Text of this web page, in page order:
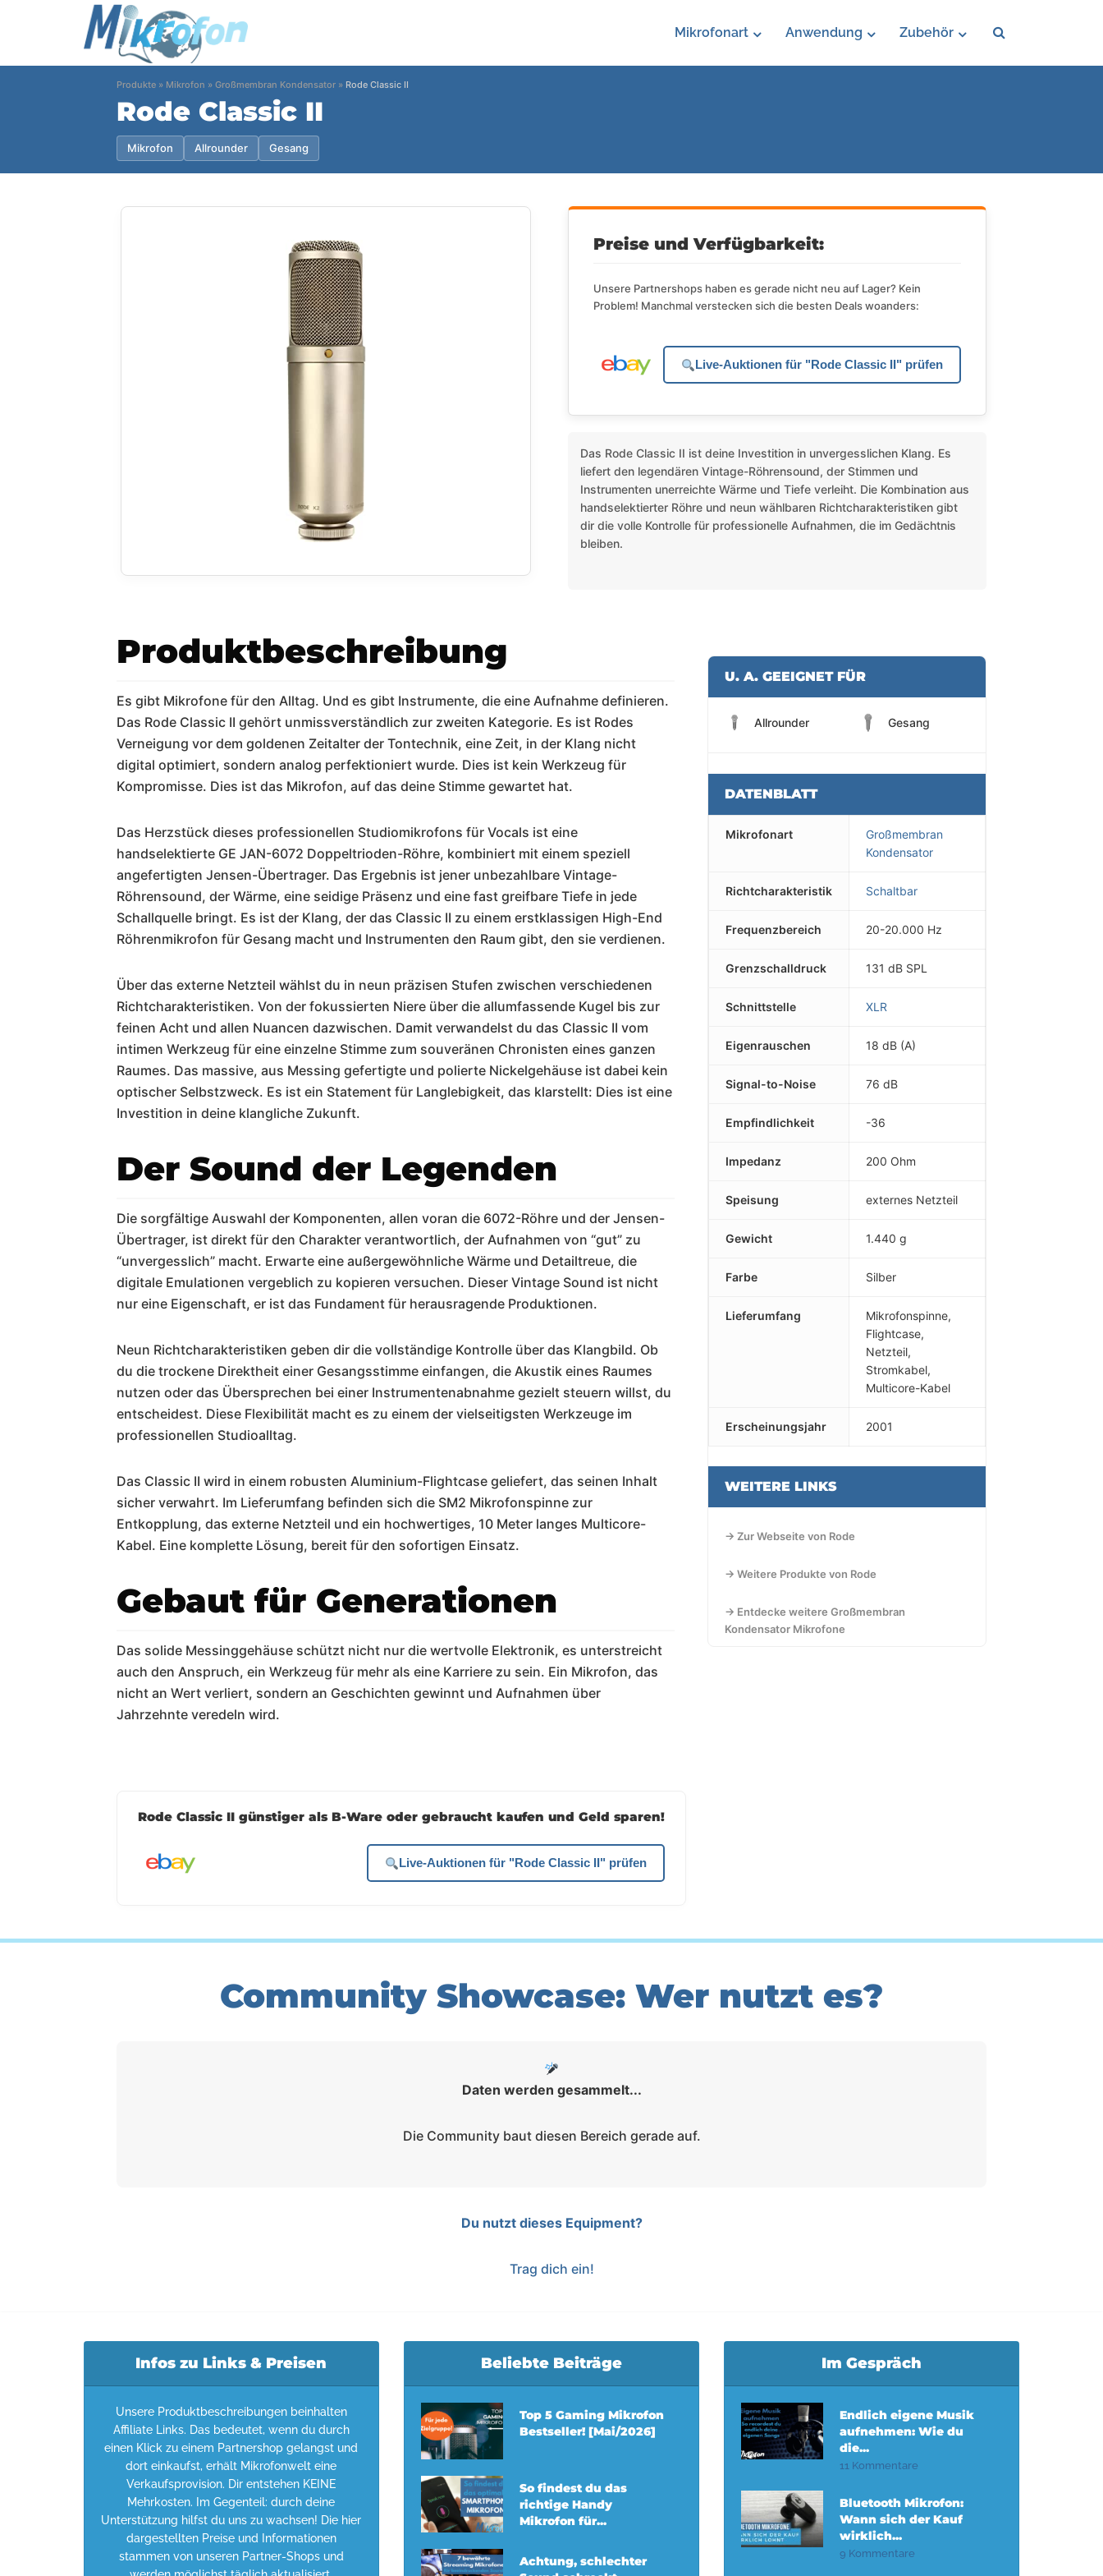
Mikrofonart Anwendung Zubehör
Produkte » Mikrofon » Großmembran Kondensator » Rode Classic II
Rode Classic II
Mikrofon Allrounder Gesang
Preise und Verfügbarkeit:
Unsere Partnershops haben es gerade nicht neu auf Lager? Kein
Problem! Manchmal verstecken sich die besten Deals woanders:
Live-Auktionen für "Rode Classic II" prüfen
Das Rode Classic II ist deine Investition in unvergesslichen Klang. Es
liefert den legendären Vintage-Röhrensound, der Stimmen und
Instrumenten unerreichte Wärme und Tiefe verleiht. Die Kombination aus
handselektierter Röhre und neun wählbaren Richtcharakteristiken gibt
dir die volle Kontrolle für professionelle Aufnahmen, die im Gedächtnis
bleiben.
Produktbeschreibung
Es gibt Mikrofone für den Alltag. Und es gibt Instrumente, die eine Aufnahme definieren.
Das Rode Classic II gehört unmissverständlich zur zweiten Kategorie. Es ist Rodes
Verneigung vor dem goldenen Zeitalter der Tontechnik, eine Zeit, in der Klang nicht
digital optimiert, sondern analog perfektioniert wurde. Dies ist kein Werkzeug für
Kompromisse. Dies ist das Mikrofon, auf das deine Stimme gewartet hat.
Das Herzstück dieses professionellen Studiomikrofons für Vocals ist eine
handselektierte GE JAN-6072 Doppeltrioden-Röhre, kombiniert mit einem speziell
angefertigten Jensen-Übertrager. Das Ergebnis ist jener unbezahlbare Vintage-
Röhrensound, der Wärme, eine seidige Präsenz und eine fast greifbare Tiefe in jede
Schallquelle bringt. Es ist der Klang, der das Classic II zu einem erstklassigen High-End
Röhrenmikrofon für Gesang macht und Instrumenten den Raum gibt, den sie verdienen.
Über das externe Netzteil wählst du in neun präzisen Stufen zwischen verschiedenen
Richtcharakteristiken. Von der fokussierten Niere über die allumfassende Kugel bis zur
feinen Acht und allen Nuancen dazwischen. Damit verwandelst du das Classic II vom
intimen Werkzeug für eine einzelne Stimme zum souveränen Chronisten eines ganzen
Raumes. Das massive, aus Messing gefertigte und polierte Nickelgehäuse ist dabei kein
optischer Selbstzweck. Es ist ein Statement für Langlebigkeit, das klarstellt: Dies ist eine
Investition in deine klangliche Zukunft.
Der Sound der Legenden
Die sorgfältige Auswahl der Komponenten, allen voran die 6072-Röhre und der Jensen-
Übertrager, ist direkt für den Charakter verantwortlich, der Aufnahmen von “gut” zu
“unvergesslich” macht. Erwarte eine außergewöhnliche Wärme und Detailtreue, die
digitale Emulationen vergeblich zu kopieren versuchen. Dieser Vintage Sound ist nicht
nur eine Eigenschaft, er ist das Fundament für herausragende Produktionen.
Neun Richtcharakteristiken geben dir die vollständige Kontrolle über das Klangbild. Ob
du die trockene Direktheit einer Gesangsstimme einfangen, die Akustik eines Raumes
nutzen oder das Übersprechen bei einer Instrumentenabnahme gezielt steuern willst, du
entscheidest. Diese Flexibilität macht es zu einem der vielseitigsten Werkzeuge im
professionellen Studioalltag.
Das Classic II wird in einem robusten Aluminium-Flightcase geliefert, das seinen Inhalt
sicher verwahrt. Im Lieferumfang befinden sich die SM2 Mikrofonspinne zur
Entkopplung, das externe Netzteil und ein hochwertiges, 10 Meter langes Multicore-
Kabel. Eine komplette Lösung, bereit für den sofortigen Einsatz.
Gebaut für Generationen
Das solide Messinggehäuse schützt nicht nur die wertvolle Elektronik, es unterstreicht
auch den Anspruch, ein Werkzeug für mehr als eine Karriere zu sein. Ein Mikrofon, das
nicht an Wert verliert, sondern an Geschichten gewinnt und Aufnahmen über
Jahrzehnte veredeln wird.
U. A. GEEIGNET FÜR
Allrounder Gesang
DATENBLATT
Mikrofonart
Großmembran
Kondensator
Richtcharakteristik Schaltbar
Frequenzbereich 20-20.000 Hz
Grenzschalldruck 131 dB SPL
Schnittstelle XLR
Eigenrauschen 18 dB (A)
Signal-to-Noise 76 dB
Empfindlichkeit -36
Impedanz 200 Ohm
Speisung externes Netzteil
Gewicht 1.440 g
Farbe Silber
Lieferumfang
Mikrofonspinne,
Flightcase,
Netzteil,
Stromkabel,
Multicore-Kabel
Erscheinungsjahr 2001
WEITERE LINKS
→ Zur Webseite von Rode
→ Weitere Produkte von Rode
→ Entdecke weitere Großmembran
Kondensator Mikrofone
Rode Classic II günstiger als B-Ware oder gebraucht kaufen und Geld sparen!
Live-Auktionen für "Rode Classic II" prüfen
Community Showcase: Wer nutzt es?
Daten werden gesammelt...
Die Community baut diesen Bereich gerade auf.
Du nutzt dieses Equipment?
Trag dich ein!
Infos zu Links & Preisen
Unsere Produktbeschreibungen beinhalten
Affiliate Links. Das bedeutet, wenn du durch
einen Klick zu einem Partnershop gelangst und
dort einkaufst, erhält Mikrofonwelt eine
Verkaufsprovision. Dir entstehen KEINE
Mehrkosten. Im Gegenteil: durch deine
Unterstützung hilfst du uns zu wachsen! Die hier
dargestellten Preise und Informationen
stammen von unseren Partner-Shops und
Beliebte Beiträge
Top 5 Gaming Mikrofon
Bestseller! [Mai/2026]
So findest du das
richtige Handy
Mikrofon für...
Achtung, schlechter
Im Gespräch
Endlich eigene Musik
aufnehmen: Wie du
die...
11 Kommentare
Bluetooth Mikrofon:
Wann sich der Kauf
wirklich...
9 Kommentare